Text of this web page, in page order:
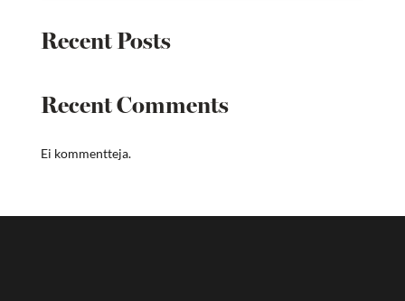
Recent Posts
Recent Comments
Ei kommentteja.